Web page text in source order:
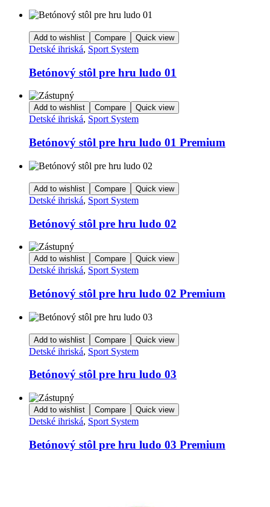
Add to wishlist Compare Quick view
Detské ihriská, Sport System
Betónový stôl pre hru ludo 01
Add to wishlist Compare Quick view
Detské ihriská, Sport System
Betónový stôl pre hru ludo 01 Premium
Add to wishlist Compare Quick view
Detské ihriská, Sport System
Betónový stôl pre hru ludo 02
Add to wishlist Compare Quick view
Detské ihriská, Sport System
Betónový stôl pre hru ludo 02 Premium
Add to wishlist Compare Quick view
Detské ihriská, Sport System
Betónový stôl pre hru ludo 03
Add to wishlist Compare Quick view
Detské ihriská, Sport System
Betónový stôl pre hru ludo 03 Premium